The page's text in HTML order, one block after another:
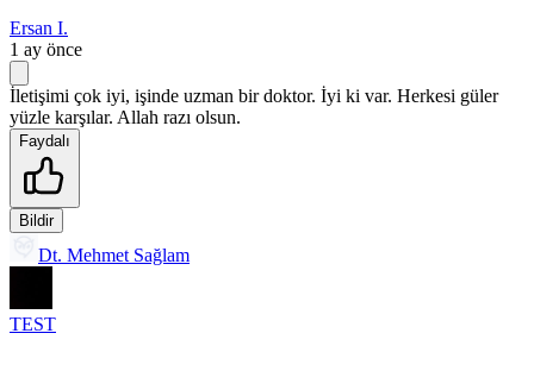
Ersan I.
1 ay önce
İletişimi çok iyi, işinde uzman bir doktor. İyi ki var. Herkesi güler
yüzle karşılar. Allah razı olsun.
Faydalı
Bildir
Dt. Mehmet Sağlam
TEST